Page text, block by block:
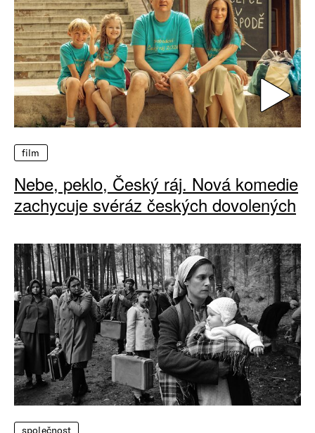
film
Nebe, peklo, Český ráj. Nová komedie
zachycuje svéráz českých dovolených
společnost